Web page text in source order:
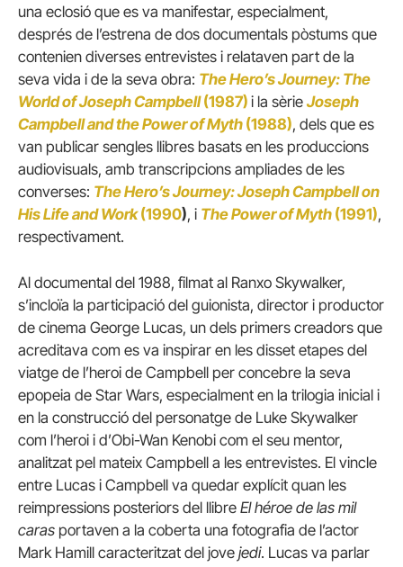
una eclosió que es va manifestar, especialment,
després de l’estrena de dos documentals pòstums que
contenien diverses entrevistes i relataven part de la
seva vida i de la seva obra: The Hero’s Journey: The
World of Joseph Campbell(1987) i la sèrieJoseph
Campbell and the Power of Myth (1988), dels que es
van publicar sengles llibres basats en les produccions
audiovisuals, amb transcripcions ampliades de les
converses: The Hero’s Journey: Joseph Campbell on
His Life and Work(1990), i The Power of Myth (1991),
respectivament.
Al documental del 1988, filmat al Ranxo Skywalker,
s’incloïa la participació del guionista, director i productor
de cinema George Lucas, un dels primers creadors que
acreditava com es va inspirar en les disset etapes del
viatge de l’heroi de Campbell per concebre la seva
epopeia de Star Wars, especialment en la trilogia inicial i
en la construcció del personatge de Luke Skywalker
com l’heroi i d’Obi-Wan Kenobi com el seu mentor,
analitzat pel mateix Campbell a les entrevistes. El vincle
entre Lucas i Campbell va quedar explícit quan les
reimpressions posteriors del llibre El héroe de las mil
caras portaven a la coberta una fotografia de l’actor
Mark Hamill caracteritzat del jove jedi. Lucas va parlar